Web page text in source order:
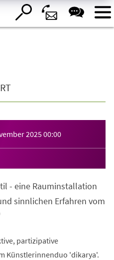
202500:00
- eine Rauminstallation
sinnlichen Erfahren vom
partizipative
Künstlerinnenduo 'dikarya'.